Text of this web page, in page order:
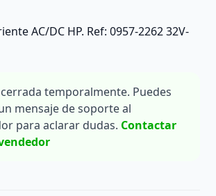
AC/DC HP. Ref: 0957-2262 32V-
temporalmente. Puedes
mensaje de soporte al
para aclarar dudas. Contactar